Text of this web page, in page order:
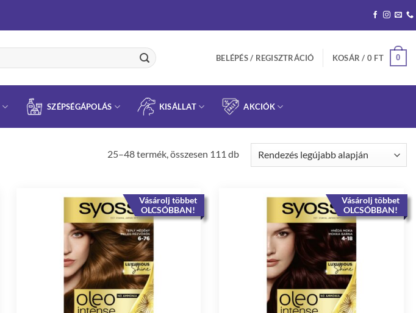
BELÉPÉS / REGISZTRÁCIÓ KOSÁR / 0 FT 0
SZÉPSÉGÁPOLÁS KISÁLLAT AKCIÓK
25–48 termék, összesen 111 dbSorted
Vásárolj többet
OLCSÓBBAN!
Vásárolj többet
OLCSÓBBAN!